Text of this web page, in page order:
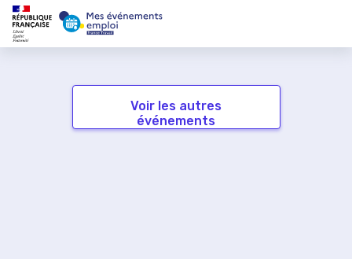
Voir les autres
événements